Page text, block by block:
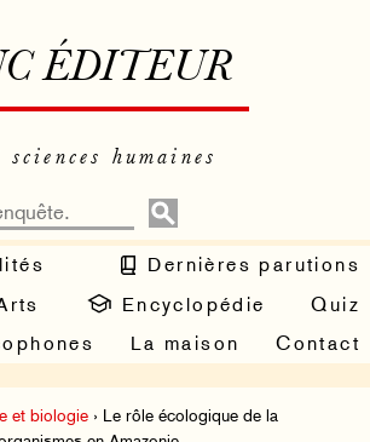
ÉDITEUR
humaines
Dernières parutions
Encyclopédie
Quiz
La maison Contact
et biologie › Le rôle écologique de la